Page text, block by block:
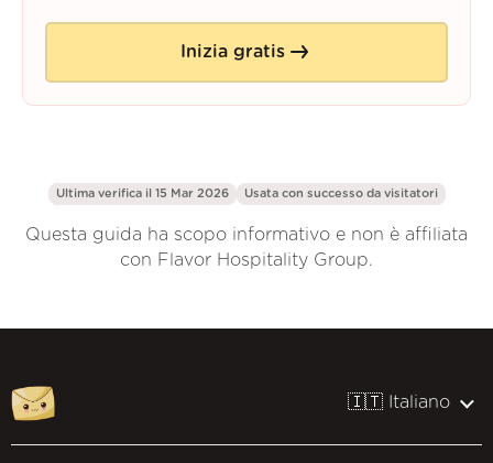
Inizia gratis
Ultima verifica il 15 Mar 2026 Usata con successo da visitatori
Questa guida ha scopo informativo e non è affiliata
con Flavor Hospitality Group.
🇮🇹 Italiano